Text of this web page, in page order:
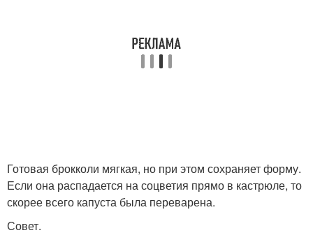
Готовая брокколи мягкая, но при этом сохраняет форму.
Если она распадается на соцветия прямо в кастрюле, то
скорее всего капуста была переварена.
Совет.